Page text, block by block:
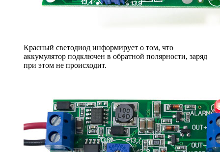
Красный светодиод информирует о том, что
аккумулятор подключен в обратной полярности, заряд
при этом не происходит.